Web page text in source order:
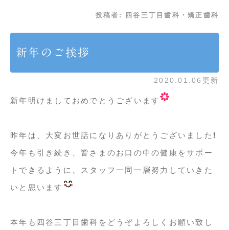
投稿者: 四谷三丁目歯科・矯正歯科
新年のご挨拶
2020.01.06更新
新年明けましておめでとうございます
昨年は、大変お世話になりありがとうございました❗️
今年も引き続き、皆さまのお口の中の健康をサポー
トできるように、スタッフ一同一層努力していきた
いと思います
本年も四谷三丁目歯科をどうぞよろしくお願い致し